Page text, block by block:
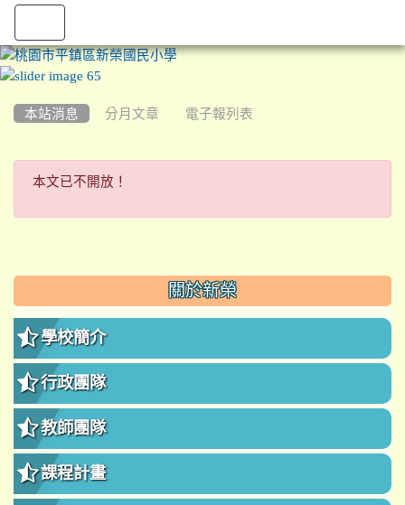
本站消息 分月文章 電子報列表
本文已不開放！
本文已不開放！
::: 關於新榮
學校簡介
行政團隊
教師團隊
課程計畫